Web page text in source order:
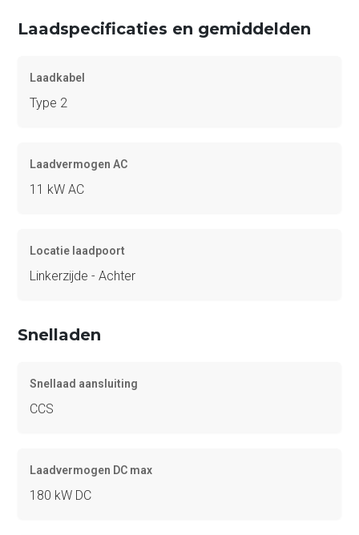
Laadspecificaties en gemiddelden
Laadkabel
Type 2
Laadvermogen AC
11 kW AC
Locatie laadpoort
Linkerzijde - Achter
Snelladen
Snellaad aansluiting
CCS
Laadvermogen DC max
180 kW DC